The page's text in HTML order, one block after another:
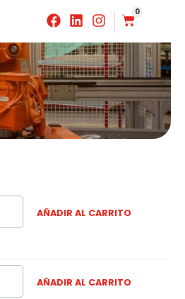
0
AÑADIR AL CARRITO
AÑADIR AL CARRITO